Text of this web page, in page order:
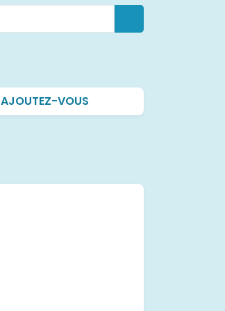
AJOUTEZ-VOUS